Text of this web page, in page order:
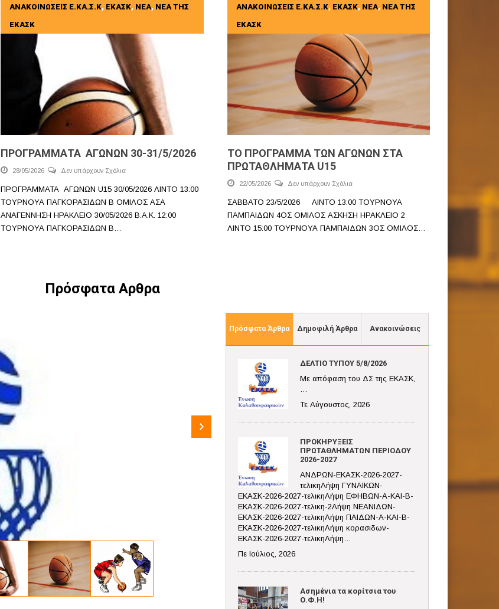
ΠΡΟΓΡΑΜΜΑΤΑ ΑΓΩΝΩΝ 30-31/5/2026
28/05/2026 Δεν υπάρχουν Σχόλια
ΠΡΟΓΡΑΜΜΑΤΑ ΑΓΩΝΩΝ U15 30/05/2026 ΛΙΝΤΟ 13:00
ΤΟΥΡΝΟΥΑ ΠΑΓΚΟΡΑΣΙΔΩΝ Β ΟΜΙΛΟΣ ΑΣΑ
ΑΝΑΓΕΝΝΗΣΗ ΗΡΑΚΛΕΙΟ 30/05/2026 Β.Α.Κ. 12:00
ΤΟΥΡΝΟΥΑ ΠΑΓΚΟΡΑΣΙΔΩΝ Β…
ΑΝΑΚΟΙΝΩΣΕΙΣ Ε.ΚΑ.Σ.Κ, ΕΚΑΣΚ, ΝΕΑ, ΝΕΑ ΤΗΣ
ΕΚΑΣΚ
ΤΟ ΠΡΟΓΡΑΜΜΑ ΤΩΝ ΑΓΩΝΩΝ ΣΤΑ
ΠΡΩΤΑΘΛΗΜΑΤΑ U15
22/05/2026 Δεν υπάρχουν Σχόλια
ΣΑΒΒΑΤΟ 23/5/2026 ΛΙΝΤΟ 13:00 ΤΟΥΡΝΟΥΑ
ΠΑΜΠΑΙΔΩΝ 4ΟΣ ΟΜΙΛΟΣ ΑΣΚΗΣΗ ΗΡΑΚΛΕΙΟ 2
ΛΙΝΤΟ 15:00 ΤΟΥΡΝΟΥΑ ΠΑΜΠΑΙΔΩΝ 3ΟΣ ΟΜΙΛΟΣ…
ΑΝΑΚΟΙΝΩΣΕΙΣ Ε.ΚΑ.Σ.Κ, ΕΚΑΣΚ, ΝΕΑ, ΝΕΑ ΤΗΣ
ΕΚΑΣΚ
Πρόσφατα Αρθρα
Πρόσφατα Άρθρα Δημοφιλή Άρθρα Ανακοινώσεις
ΔΕΛΤΙΟ ΤΥΠΟΥ 5/8/2026
Με απόφαση του ΔΣ της ΕΚΑΣΚ,
…
Τε Αύγουστος, 2026
ΠΡΟΚΗΡΥΞΕΙΣ
ΠΡΩΤΑΘΛΗΜΑΤΩΝ ΠΕΡΙΟΔΟΥ
2026-2027
ΑΝΔΡΩΝ-ΕΚΑΣΚ-2026-2027-
τελικηΛήψη ΓΥΝΑΙΚΩΝ-
ΕΚΑΣΚ-2026-2027-τελικηΛήψη ΕΦΗΒΩΝ-Α-ΚΑΙ-Β-
ΕΚΑΣΚ-2026-2027-τελικη-2Λήψη ΝΕΑΝΙΔΩΝ-
ΕΚΑΣΚ-2026-2027-τελικηΛήψη ΠΑΙΔΩΝ-Α-ΚΑΙ-Β-
ΕΚΑΣΚ-2026-2027-τελικηΛήψη κορασιδων-
ΕΚΑΣΚ-2026-2027-τελικηΛήψη…
Πε Ιούλιος, 2026
Ασημένια τα κορίτσια του
Ο.Φ.Η!